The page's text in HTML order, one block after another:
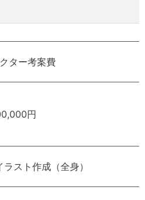
ター考案費
円
スト作成（全身）